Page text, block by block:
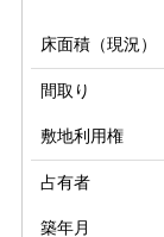
床面積（現況）
間取り
敷地利用権
占有者
築年月